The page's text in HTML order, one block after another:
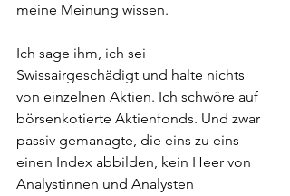
meine Meinung wissen.
Ich sage ihm, ich sei
Swissairgeschädigt und halte nichts
von einzelnen Aktien. Ich schwöre auf
börsenkotierte Aktienfonds. Und zwar
passiv gemanagte, die eins zu eins
einen Index abbilden, kein Heer von
Analystinnen und Analysten